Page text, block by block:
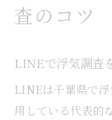
査のコツ
LINEで浮気調査
LINEは千葉県で
用している代表的